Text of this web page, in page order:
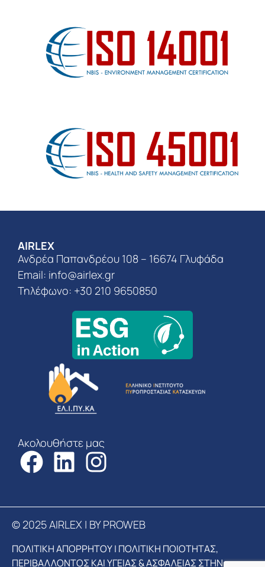
AIRLEX
Ανδρέα Παπανδρέου 108 – 16674 Γλυφάδα
Email: info@airlex.gr
Τηλέφωνο: +30 210 9650850
Ακολουθήστε μας
© 2025 AIRLEX | BY PROWEB
ΠΟΛΙΤΙΚΗ ΑΠΟΡΡΗΤΟΥ| ΠΟΛΙΤΙΚΗ ΠΟΙΟΤΗΤΑΣ,
ΠΕΡΙΒΑΛΛΟΝΤΟΣ ΚΑΙ ΥΓΕΙΑΣ & ΑΣΦΑΛΕΙΑΣ ΣΤΗΝ